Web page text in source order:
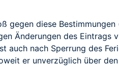
gegen diese
Änderungen des Eintrags
auch nach Sperrung des
er unverzüglich über